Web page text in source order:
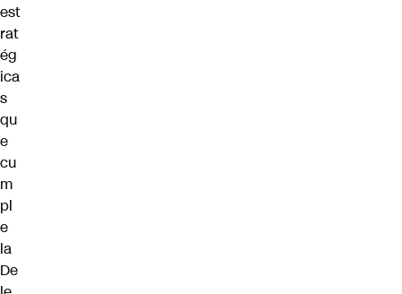
est
rat
ég
ica
s
qu
e
cu
m
pl
e
la
De